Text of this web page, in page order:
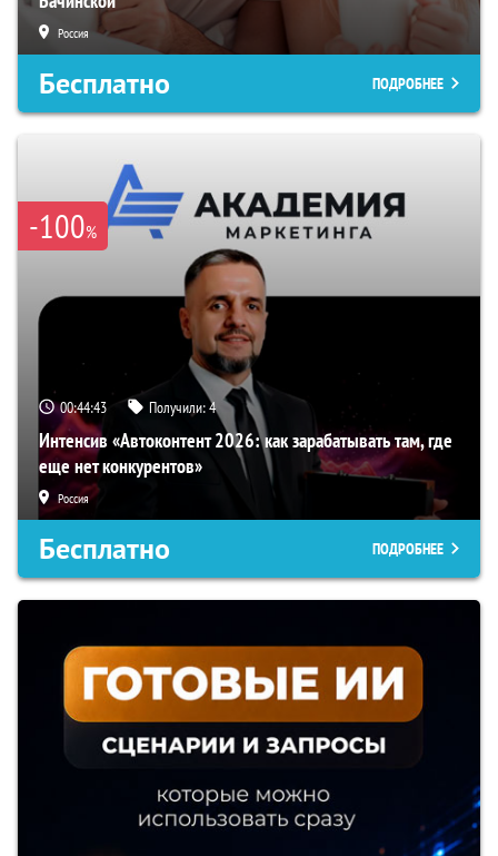
Россия
Бесплатно ПОДРОБНЕЕ
-100%
00:44:42 Получили:4
Интенсив «Автоконтент 2026: как зарабатывать там, где
еще нет конкурентов»
Россия
Бесплатно ПОДРОБНЕЕ